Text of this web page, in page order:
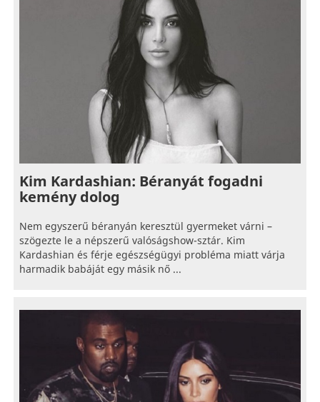
Kim Kardashian: Béranyát fogadni
kemény dolog
Nem egyszerű béranyán keresztül gyermeket várni –
szögezte le a népszerű valóságshow-sztár. Kim
Kardashian és férje egészségügyi probléma miatt várja
harmadik babáját egy másik nő ...